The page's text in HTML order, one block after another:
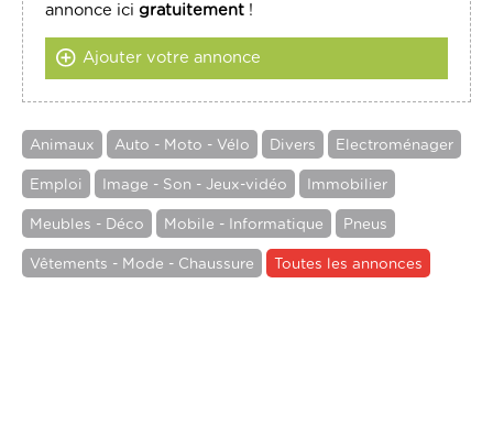
annonce icigratuitement !
Ajouter votre annonce
Animaux Auto - Moto - Vélo Divers Electroménager
Emploi Image - Son - Jeux-vidéo Immobilier
Meubles - Déco Mobile - Informatique Pneus
Vêtements - Mode - Chaussure Toutes les annonces